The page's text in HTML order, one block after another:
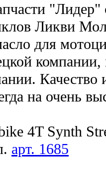
Ликви
для
компании,
Качество
на очень
4T Synth
арт. 1685